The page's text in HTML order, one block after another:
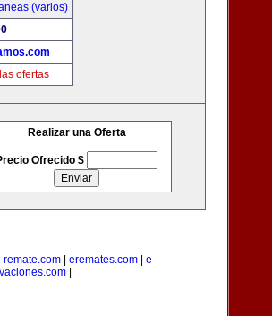
(varios)
ofertas
Realizar una Oferta
Ofrecido $
remate.com eremates.com
e-
|